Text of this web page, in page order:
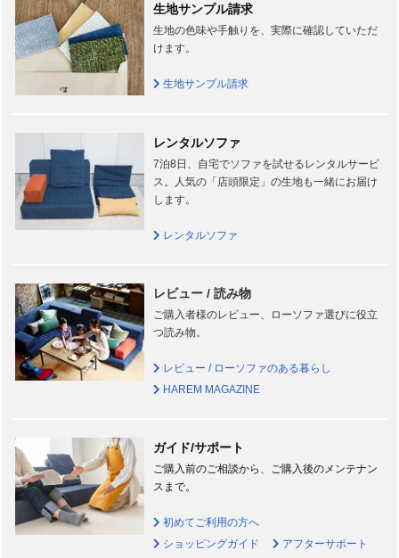
生地サンプル請求
生地の色味や手触りを、実際に確認していただ
けます。
生地サンプル請求
レンタルソファ
7泊8日、自宅でソファを試せるレンタルサービ
ス。人気の「店頭限定」の生地も一緒にお届け
します。
レンタルソファ
レビュー / 読み物
ご購入者様のレビュー、ローソファ選びに役立
つ読み物。
レビュー / ローソファのある暮らし
HAREM MAGAZINE
ガイド/サポート
ご購入前のご相談から、ご購入後のメンテナン
スまで。
初めてご利用の方へ
ショッピングガイド
アフターサポート